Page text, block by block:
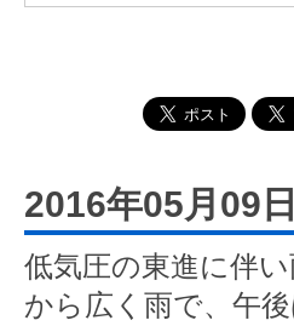
2016年05月09
低気圧の東進に伴
から広く雨で、午